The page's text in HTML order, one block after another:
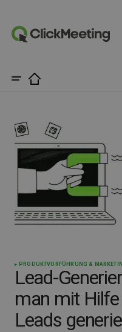
PRODUKTVORFÜHRUNG &
Lead-
man mit
Leads